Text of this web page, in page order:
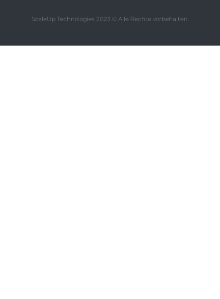
ScaleUp Technologies 2023 © Alle Rechte vorbehalten.